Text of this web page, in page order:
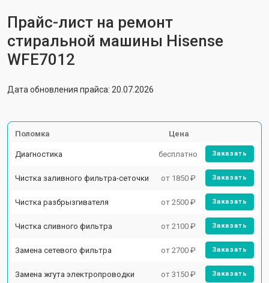
Прайс-лист на ремонт
стиральной машины Hisense
WFE7012
Дата обновления прайса: 20.07.2026
Поломка Цена
Диагностика бесплатно Заказать
Чистка заливного фильтра-сеточки от 1850 ₽ Заказать
Чистка разбрызгивателя от 2500 ₽ Заказать
Чистка сливного фильтра от 2100 ₽ Заказать
Замена сетевого фильтра от 2700 ₽ Заказать
Замена жгута электропроводки от 3150 ₽ Заказать